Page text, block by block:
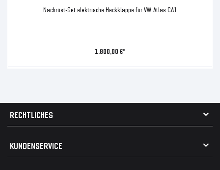
Nachrüst-Set elektrische Heckklappe für VW Atlas CA1
1.800,00 €*
RECHTLICHES
KUNDENSERVICE